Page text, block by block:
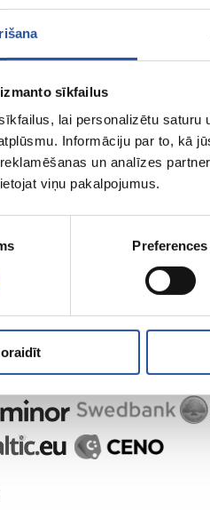
sīkfailus
lai personalizētu
Informāciju par to, kā
un analīzes
viņu pakalpojumus.
Preferences
ZUM-ist